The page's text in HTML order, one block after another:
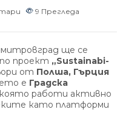
9 Прегледа
ще се
проект „Sustainabi-
от Полша, Гърция
е Градска
работи активно
като платформи